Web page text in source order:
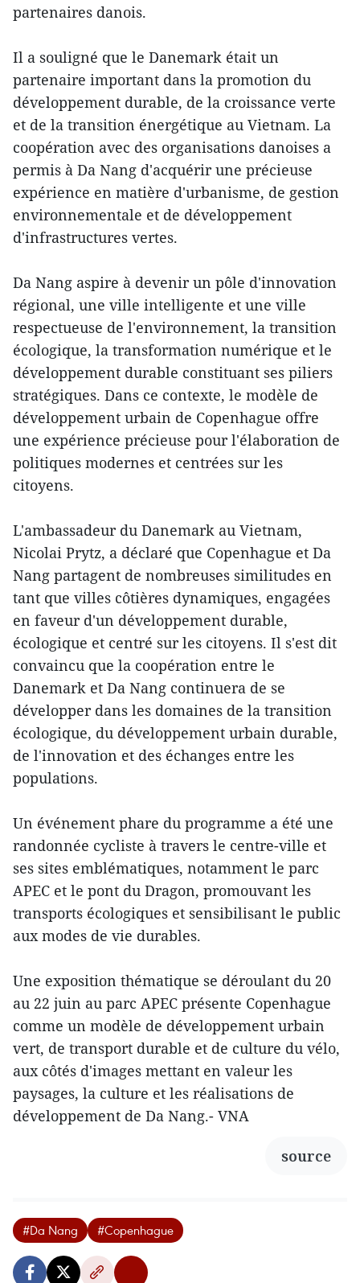
partenaires danois.
Il a souligné que le Danemark était un
partenaire important dans la promotion du
développement durable, de la croissance verte
et de la transition énergétique au Vietnam. La
coopération avec des organisations danoises a
permis à Da Nang d'acquérir une précieuse
expérience en matière d'urbanisme, de gestion
environnementale et de développement
d'infrastructures vertes.
Da Nang aspire à devenir un pôle d'innovation
régional, une ville intelligente et une ville
respectueuse de l'environnement, la transition
écologique, la transformation numérique et le
développement durable constituant ses piliers
stratégiques. Dans ce contexte, le modèle de
développement urbain de Copenhague offre
une expérience précieuse pour l'élaboration de
politiques modernes et centrées sur les
citoyens.
L'ambassadeur du Danemark au Vietnam,
Nicolai Prytz, a déclaré que Copenhague et Da
Nang partagent de nombreuses similitudes en
tant que villes côtières dynamiques, engagées
en faveur d'un développement durable,
écologique et centré sur les citoyens. Il s'est dit
convaincu que la coopération entre le
Danemark et Da Nang continuera de se
développer dans les domaines de la transition
écologique, du développement urbain durable,
de l'innovation et des échanges entre les
populations.
Un événement phare du programme a été une
randonnée cycliste à travers le centre-ville et
ses sites emblématiques, notamment le parc
APEC et le pont du Dragon, promouvant les
transports écologiques et sensibilisant le public
aux modes de vie durables.
Une exposition thématique se déroulant du 20
au 22 juin au parc APEC présente Copenhague
comme un modèle de développement urbain
vert, de transport durable et de culture du vélo,
aux côtés d'images mettant en valeur les
paysages, la culture et les réalisations de
développement de Da Nang.- VNA
source
#Da Nang #Copenhague